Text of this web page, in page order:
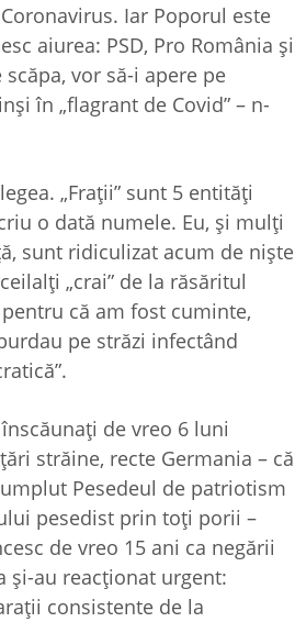
Iar Poporul este
aiurea: PSD, Pro România şi
vor să-i apere pe
în „flagrant de Covid” – n-
„Fraţii” sunt 5 entităţi
o dată numele. Eu, şi mulţi
sunt ridiculizat acum de nişte
„crai” de la răsăritul
că am fost cuminte,
pe străzi infectând
de vreo 6 luni
străine, recte Germania – că
Pesedeul de patriotism
pesedist prin toţi porii –
de vreo 15 ani ca negării
şi-au reacţionat urgent:
consistente de la